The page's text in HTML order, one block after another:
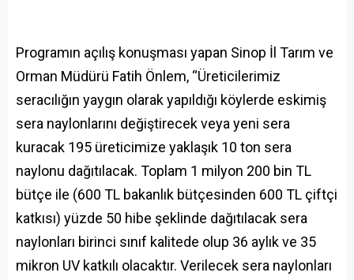
Programın açılış konuşması yapan Sinop İl Tarım ve
Orman Müdürü Fatih Önlem, “Üreticilerimiz
seracılığın yaygın olarak yapıldığı köylerde eskimiş
sera naylonlarını değiştirecek veya yeni sera
kuracak 195 üreticimize yaklaşık 10 ton sera
naylonu dağıtılacak. Toplam 1 milyon 200 bin TL
bütçe ile (600 TL bakanlık bütçesinden 600 TL çiftçi
katkısı) yüzde 50 hibe şeklinde dağıtılacak sera
naylonları birinci sınıf kalitede olup 36 aylık ve 35
mikron UV katkılı olacaktır. Verilecek sera naylonları